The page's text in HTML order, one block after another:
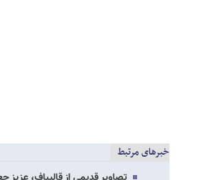
خبرهای مرتبط